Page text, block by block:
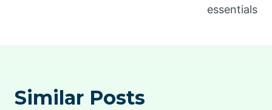
essentials
Similar Posts